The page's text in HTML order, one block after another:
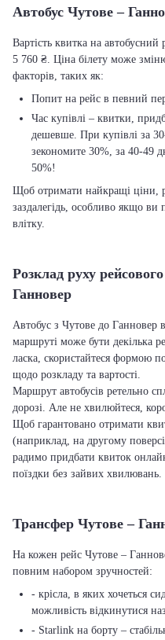
Автобус Чутове –
Вартість квитка на
5 760 ₴. Ціна білету може
факторів, таких як:
Попит на рейс в певний
Час купівлі – квитки,
дешевше. При купівлі за
зекономите 30%, за 40-49
50%!
Щоб отримати найкращі ціни,
заздалегідь, особливо якщо ви
влітку.
Розклад руху
Ганновер
Автобус з Чутове до Ганновер
маршруті може бути декілька
ласка, скористайтеся формою
щодо розкладу та вартості.
Маршрут автобусів ретельно
дорозі. Але не хвилюйтеся,
Щоб гарантовано отримати
(наприклад, на другому
радимо придбати квиток
поїздки без зайвих хвилювань.
Трансфер Чутове –
На кожен рейс Чутове –
повним набором зручностей:
- крісла, в яких хочеться
можливість відкинутися
- Starlink на борту –